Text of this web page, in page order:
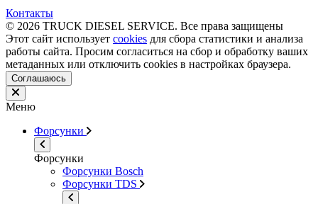
Контакты
© 2026 TRUCK DIESEL SERVICE. Все права защищены
Этот сайт использует cookies для сбора статистики и анализа
работы сайта. Просим согласиться на сбор и обработку ваших
метаданных или отключить cookies в настройках браузера.
Соглашаюсь
Меню
Форсунки
Форсунки
Форсунки Bosch
Форсунки TDS